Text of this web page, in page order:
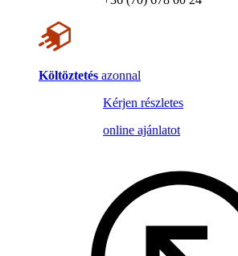
Költöztetés azonnal
Kérjen részletes
online ajánlatot